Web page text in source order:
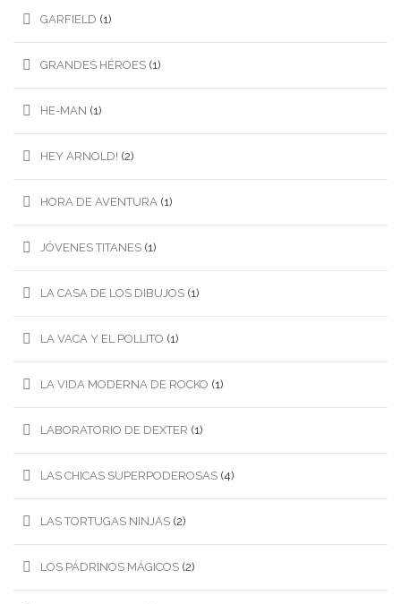
GARFIELD (1)
GRANDES HÉROES (1)
HE-MAN (1)
HEY ARNOLD! (2)
HORA DE AVENTURA (1)
JÓVENES TITANES (1)
LA CASA DE LOS DIBUJOS (1)
LA VACA Y EL POLLITO (1)
LA VIDA MODERNA DE ROCKO (1)
LABORATORIO DE DEXTER (1)
LAS CHICAS SUPERPODEROSAS (4)
LAS TORTUGAS NINJAS (2)
LOS PÁDRINOS MÁGICOS (2)